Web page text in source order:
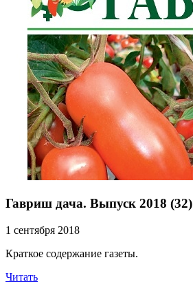
Гавриш дача. Выпуск 2018 (32)
1 сентября 2018
Краткое содержание газеты.
Читать